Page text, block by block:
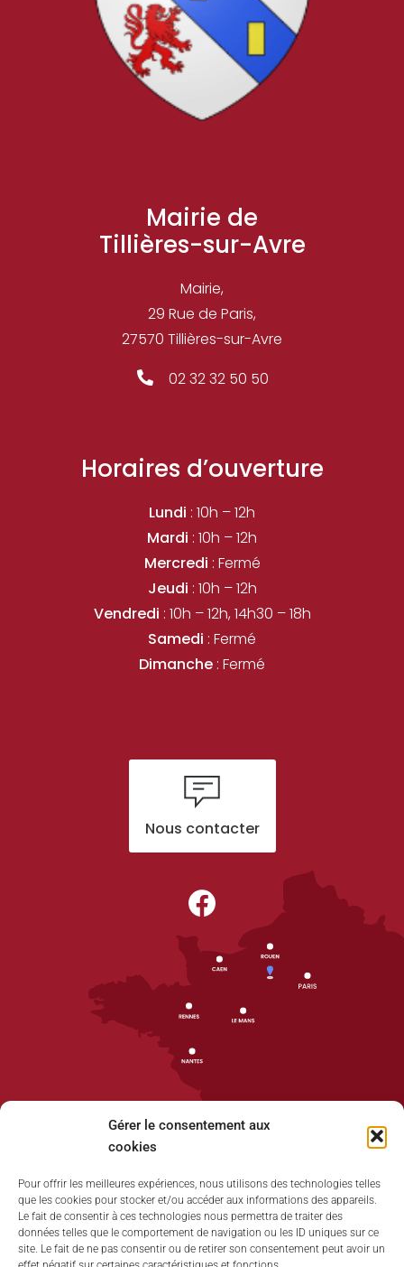
Gérer le consentement aux
cookies
Pour offrir les meilleures expériences, nous utilisons des technologies telles
que les cookies pour stocker et/ou accéder aux informations des appareils.
Le fait de consentir à ces technologies nous permettra de traiter des
données telles que le comportement de navigation ou les ID uniques sur ce
site. Le fait de ne pas consentir ou de retirer son consentement peut avoir un
Mairie de
Tillières-sur-Avre
Mairie,
29 Rue de Paris,
27570 Tillières-sur-Avre
02 32 32 50 50
Horaires d’ouverture
Lundi : 10h – 12h
Mardi : 10h – 12h
Mercredi : Fermé
Jeudi : 10h – 12h
Vendredi : 10h – 12h, 14h30 – 18h
Samedi : Fermé
Dimanche : Fermé
Nous contacter
Accueil
Plan du site